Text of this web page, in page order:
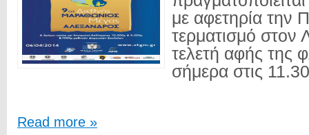
με αφετηρία την
τερματισμό
τελετή αφής της
σήμερα στις
Read more »